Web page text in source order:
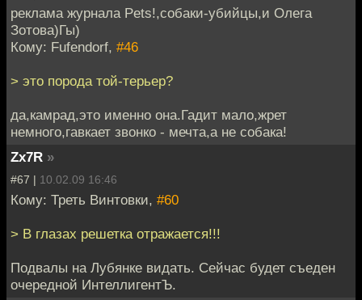
реклама журнала Pets!,собаки-убийцы,и Олега
Зотова)Гы)
Кому: Fufendorf, #46
> это порода той-терьер?
да,камрад,это именно она.Гадит мало,жрет
немного,гавкает звонко - мечта,а не собака!
Zx7R »
#67 | 10.02.09 16:46
Кому: Треть Винтовки, #60
> В глазах решетка отражается!!!
Подвалы на Лубянке видать. Сейчас будет съеден
очередной ИнтеллигентЪ.